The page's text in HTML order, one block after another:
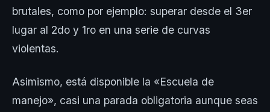
brutales, como por ejemplo: superar desde el 3er
lugar al 2do y 1ro en una serie de curvas
violentas.
Asimismo, está disponible la «Escuela de
manejo», casi una parada obligatoria aunque seas